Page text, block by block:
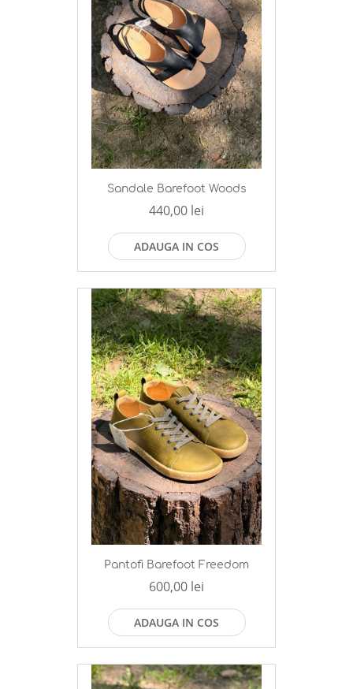
Sandale Barefoot Woods
440,00 lei
ADAUGA IN COS
Pantofi Barefoot Freedom
600,00 lei
ADAUGA IN COS